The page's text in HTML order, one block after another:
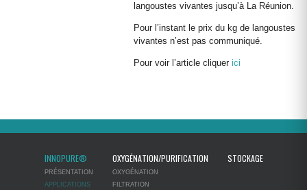
langoustes vivantes jusqu’à La Réunion.
Pour l’instant le prix du kg de langoustes
vivantes n’est pas communiqué.
Pour voir l’article cliquer ici
INNOPURE®
PRÉSENTATION
APPLICATIONS
OXYGÉNATION/PURIFICATION
OXYGÉNATION
FILTRATION
STOCKAGE